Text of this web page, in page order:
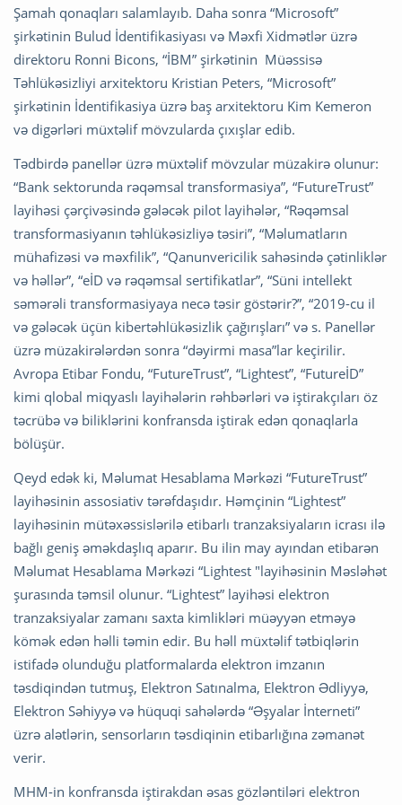
Şamah qonaqları salamlayıb. Daha sonra “Microsoft”
şirkətinin Bulud İdentifikasiyası və Məxfi Xidmətlər üzrə
direktoru Ronni Bicons, “İBM” şirkətinin Müəssisə
Təhlükəsizliyi arxitektoru Kristian Peters, “Microsoft”
şirkətinin İdentifikasiya üzrə baş arxitektoru Kim Kemeron
və digərləri müxtəlif mövzularda çıxışlar edib.
Tədbirdə panellər üzrə müxtəlif mövzular müzakirə olunur:
“Bank sektorunda rəqəmsal transformasiya”, “FutureTrust”
layihəsi çərçivəsində gələcək pilot layihələr, “Rəqəmsal
transformasiyanın təhlükəsizliyə təsiri”, “Məlumatların
mühafizəsi və məxfilik”, “Qanunvericilik sahəsində çətinliklər
və həllər”, “eİD və rəqəmsal sertifikatlar”, “Süni intellekt
səmərəli transformasiyaya necə təsir göstərir?”, “2019-cu il
və gələcək üçün kibertəhlükəsizlik çağırışları” və s. Panellər
üzrə müzakirələrdən sonra “dəyirmi masa”lar keçirilir.
Avropa Etibar Fondu, “FutureTrust”, “Lightest”, “FutureİD”
kimi qlobal miqyaslı layihələrin rəhbərləri və iştirakçıları öz
təcrübə və biliklərini konfransda iştirak edən qonaqlarla
bölüşür.
Qeyd edək ki, Məlumat Hesablama Mərkəzi “FutureTrust”
layihəsinin assosiativ tərəfdaşıdır. Həmçinin “Lightest”
layihəsinin mütəxəssislərilə etibarlı tranzaksiyaların icrası ilə
bağlı geniş əməkdaşlıq aparır. Bu ilin may ayından etibarən
Məlumat Hesablama Mərkəzi “Lightest "layihəsinin Məsləhət
şurasında təmsil olunur. “Lightest” layihəsi elektron
tranzaksiyalar zamanı saxta kimlikləri müəyyən etməyə
kömək edən həlli təmin edir. Bu həll müxtəlif tətbiqlərin
istifadə olunduğu platformalarda elektron imzanın
təsdiqindən tutmuş, Elektron Satınalma, Elektron Ədliyyə,
Elektron Səhiyyə və hüquqi sahələrdə “Əşyalar İnterneti”
üzrə alətlərin, sensorların təsdiqinin etibarlığına zəmanət
verir.
MHM-in konfransda iştirakdan əsas gözləntiləri elektron